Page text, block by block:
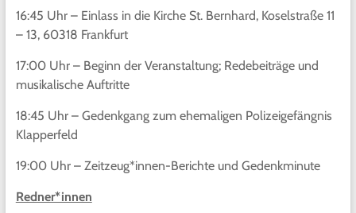
16:45 Uhr – Einlass in die Kirche St. Bernhard, Koselstraße 11
– 13, 60318 Frankfurt
17:00 Uhr – Beginn der Veranstaltung; Redebeiträge und
musikalische Auftritte
18:45 Uhr – Gedenkgang zum ehemaligen Polizeigefängnis
Klapperfeld
19:00 Uhr – Zeitzeug*innen-Berichte und Gedenkminute
Redner*innen